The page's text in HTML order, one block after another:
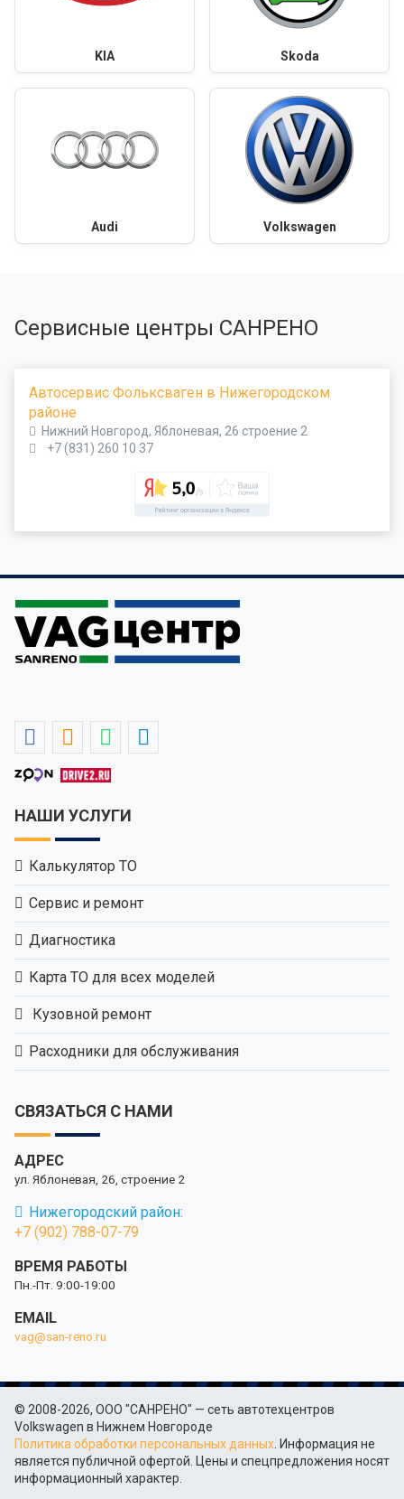
KIA Skoda
Audi Volkswagen
Сервисные центры САНРЕНО
Автосервис Фольксваген в Нижегородском
районе
Нижний Новгород, Яблоневая, 26 строение 2
+7 (831) 260 10 37
НАШИ УСЛУГИ
Калькулятор ТО
Сервис и ремонт
Диагностика
Карта ТО для всех моделей
Кузовной ремонт
Расходники для обслуживания
СВЯЗАТЬСЯ С НАМИ
АДРЕС
ул. Яблоневая, 26, строение 2
Нижегородский район:
+7 (902) 788-07-79
ВРЕМЯ РАБОТЫ
Пн.-Пт. 9:00-19:00
EMAIL
vag@san-reno.ru
© 2008-2026, ООО "САНРЕНО" — сеть автотехцентров
Volkswagen в Нижнем Новгороде
Политика обработки персональных данных . Информация не
является публичной офертой. Цены и спецпредложения носят
информационный характер.